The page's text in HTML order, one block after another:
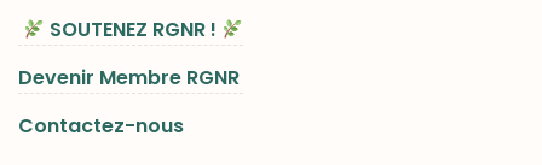
SOUTENEZ RGNR !
Devenir Membre RGNR
Contactez-nous